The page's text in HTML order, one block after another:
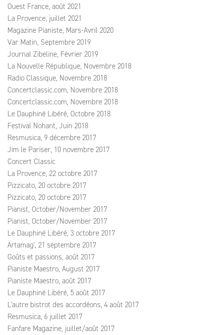
Ouest France, août 2021
La Provence, juillet 2021
Magazine Pianiste, Mars-Avril 2020
Var Matin, Septembre 2019
Journal Zibeline, Février 2019
La Nouvelle République, Novembre 2018
Radio Classique, Novembre 2018
Concertclassic.com, Novembre 2018
Concertclassic.com, Novembre 2018
Le Dauphiné Libéré, Octobre 2018
Festival Nohant, Juin 2018
Resmusica, 9 décembre 2017
Jim le Pariser, 10 novembre 2017
Concert Classic
La Provence, 22 octobre 2017
Pizzicato, 20 octobre 2017
Pizzicato, 20 octobre 2017
Pianist, October/November 2017
Pianist, October/November 2017
Le Dauphiné Libéré, 3 octobre 2017
Artamag', 21 septembre 2017
Goûts et passions, août 2017
Pianiste Maestro, August 2017
Pianiste Maestro, août 2017
Le Dauphiné Libéré, 5 août 2017
L'autre bistrot des accordéons, 4 août 2017
Resmusica, 6 juillet 2017
Fanfare Magazine, juillet/août 2017